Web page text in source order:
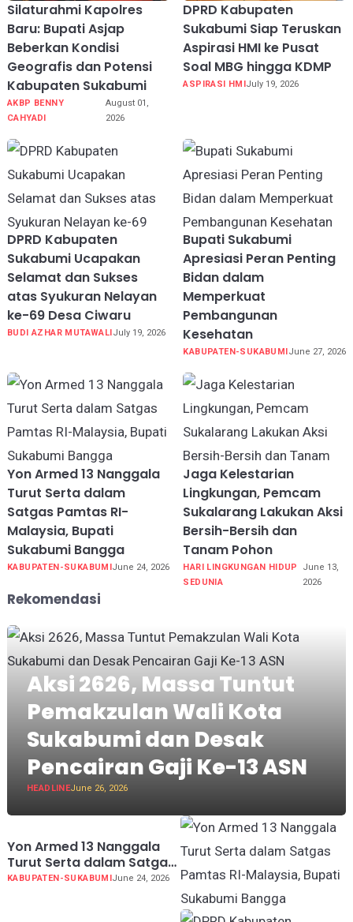
Silaturahmi Kapolres
Baru: Bupati Asjap
Beberkan Kondisi
Geografis dan Potensi
Kabupaten Sukabumi
AKBP BENNY
CAHYADI
August 01,
2026
DPRD Kabupaten
Sukabumi Siap Teruskan
Aspirasi HMI ke Pusat
Soal MBG hingga KDMP
ASPIRASI HMI July 19, 2026
DPRD Kabupaten
Sukabumi Ucapakan
Selamat dan Sukses
atas Syukuran Nelayan
ke-69 Desa Ciwaru
BUDI AZHAR MUTAWALI July 19, 2026
Bupati Sukabumi
Apresiasi Peran Penting
Bidan dalam
Memperkuat
Pembangunan
Kesehatan
KABUPATEN-SUKABUMI June 27, 2026
Yon Armed 13 Nanggala
Turut Serta dalam
Satgas Pamtas RI-
Malaysia, Bupati
Sukabumi Bangga
KABUPATEN-SUKABUMIJune 24, 2026
Jaga Kelestarian
Lingkungan, Pemcam
Sukalarang Lakukan Aksi
Bersih-Bersih dan
Tanam Pohon
HARI LINGKUNGAN HIDUP
SEDUNIA
June 13,
2026
Rekomendasi
Aksi 2626, Massa Tuntut
Pemakzulan Wali Kota
Sukabumi dan Desak
Pencairan Gaji Ke-13 ASN
HEADLINEJune 26, 2026
Yon Armed 13 Nanggala
Turut Serta dalam Satgas
Pamtas RI-Malaysia,
KABUPATEN-SUKABUMIJune 24, 2026